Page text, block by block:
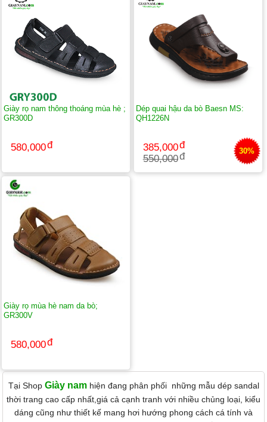
Giày rọ nam thông thoáng mùa hè ;
GR300D
580,000
Dép quai hậu da bò Baesn MS:
QH1226N
385,000
550,000
30%
Giày rọ mùa hè nam da bò;
GR300V
580,000
Tại Shop Giày namhiện đang phân phối những mẫu dép sandal
thời trang cao cấp nhất,giá cả cạnh tranh với nhiều chủng loại, kiểu
dáng cũng như thiết kế mang hơi hướng phong cách cá tính và